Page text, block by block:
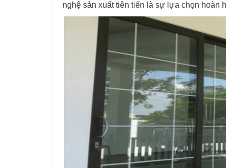
nghệ sản xuất tiên tiến là sự lựa chọn hoàn